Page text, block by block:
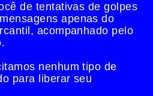
de tentativas de golpes
apenas do
acompanhado pelo
nenhum tipo de
para liberar seu